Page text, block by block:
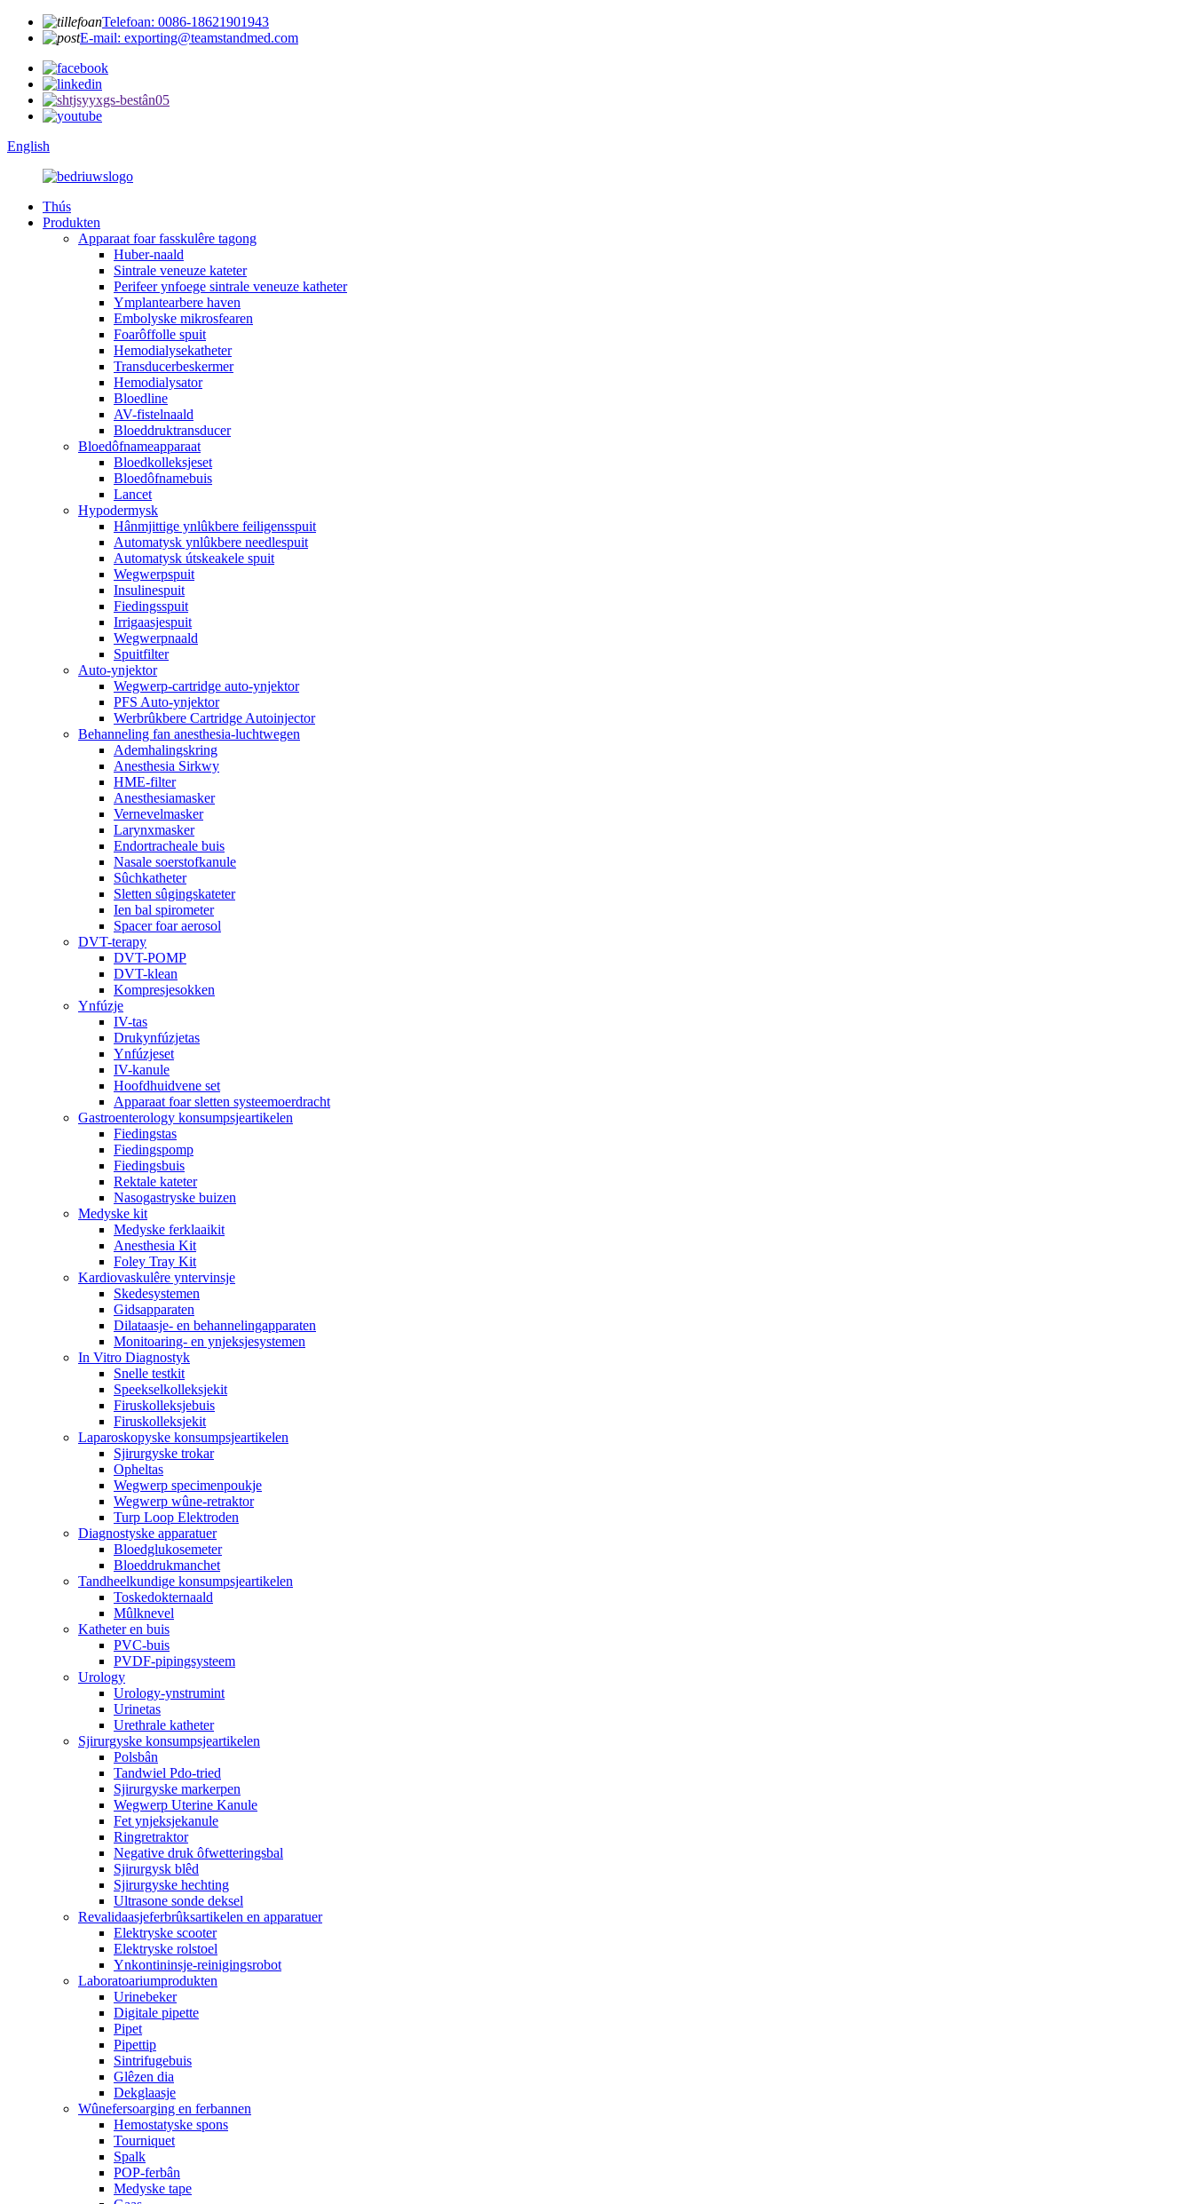
Telefoan: 0086-18621901943
E-mail: exporting@teamstandmed.com
English
Thús
Produkten
Apparaat foar fasskulêre tagong
Huber-naald
Sintrale veneuze kateter
Perifeer ynfoege sintrale veneuze katheter
Ymplantearbere haven
Embolyske mikrosfearen
Foarôffolle spuit
Hemodialysekatheter
Transducerbeskermer
Hemodialysator
Bloedline
AV-fistelnaald
Bloeddruktransducer
Bloedôfnameapparaat
Bloedkolleksjeset
Bloedôfnamebuis
Lancet
Hypodermysk
Hânmjittige ynlûkbere feiligensspuit
Automatysk ynlûkbere needlespuit
Automatysk útskeakele spuit
Wegwerpspuit
Insulinespuit
Fiedingsspuit
Irrigaasjespuit
Wegwerpnaald
Spuitfilter
Auto-ynjektor
Wegwerp-cartridge auto-ynjektor
PFS Auto-ynjektor
Werbrûkbere Cartridge Autoinjector
Behanneling fan anesthesia-luchtwegen
Ademhalingskring
Anesthesia Sirkwy
HME-filter
Anesthesiamasker
Vernevelmasker
Larynxmasker
Endortracheale buis
Nasale soerstofkanule
Sûchkatheter
Sletten sûgingskateter
Ien bal spirometer
Spacer foar aerosol
DVT-terapy
DVT-POMP
DVT-klean
Kompresjesokken
Ynfúzje
IV-tas
Drukynfúzjetas
Ynfúzjeset
IV-kanule
Hoofdhuidvene set
Apparaat foar sletten systeemoerdracht
Gastroenterology konsumpsjeartikelen
Fiedingstas
Fiedingspomp
Fiedingsbuis
Rektale kateter
Nasogastryske buizen
Medyske kit
Medyske ferklaaikit
Anesthesia Kit
Foley Tray Kit
Kardiovaskulêre yntervinsje
Skedesystemen
Gidsapparaten
Dilataasje- en behannelingapparaten
Monitoaring- en ynjeksjesystemen
In Vitro Diagnostyk
Snelle testkit
Speekselkolleksjekit
Firuskolleksjebuis
Firuskolleksjekit
Laparoskopyske konsumpsjeartikelen
Sjirurgyske trokar
Opheltas
Wegwerp specimenpoukje
Wegwerp wûne-retraktor
Turp Loop Elektroden
Diagnostyske apparatuer
Bloedglukosemeter
Bloeddrukmanchet
Tandheelkundige konsumpsjeartikelen
Toskedokternaald
Mûlknevel
Katheter en buis
PVC-buis
PVDF-pipingsysteem
Urology
Urology-ynstrumint
Urinetas
Urethrale katheter
Sjirurgyske konsumpsjeartikelen
Polsbân
Tandwiel Pdo-tried
Sjirurgyske markerpen
Wegwerp Uterine Kanule
Fet ynjeksjekanule
Ringretraktor
Negative druk ôfwetteringsbal
Sjirurgysk blêd
Sjirurgyske hechting
Ultrasone sonde deksel
Revalidaasjeferbrûksartikelen en apparatuer
Elektryske scooter
Elektryske rolstoel
Ynkontininsje-reinigingsrobot
Laboratoariumprodukten
Urinebeker
Digitale pipette
Pipet
Pipettip
Sintrifugebuis
Glêzen dia
Dekglaasje
Wûnefersoarging en ferbannen
Hemostatyske spons
Tourniquet
Spalk
POP-ferbân
Medyske tape